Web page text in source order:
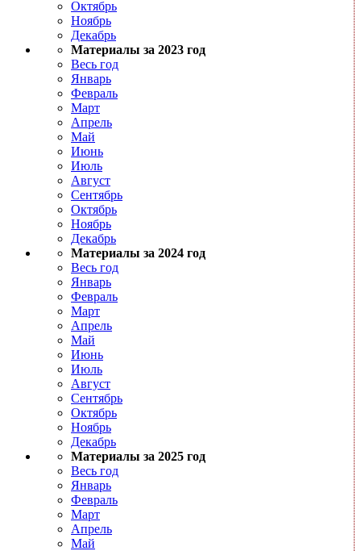
Октябрь
Ноябрь
Декабрь
Материалы за 2023 год
Весь год
Январь
Февраль
Март
Апрель
Май
Июнь
Июль
Август
Сентябрь
Октябрь
Ноябрь
Декабрь
Материалы за 2024 год
Весь год
Январь
Февраль
Март
Апрель
Май
Июнь
Июль
Август
Сентябрь
Октябрь
Ноябрь
Декабрь
Материалы за 2025 год
Весь год
Январь
Февраль
Март
Апрель
Май